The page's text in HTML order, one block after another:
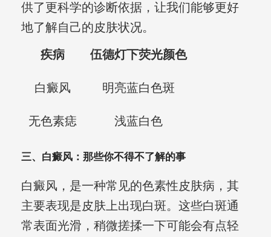
供了更科学的诊断依据，让我们能够更好
地了解自己的皮肤状况。
疾病 伍德灯下荧光颜色
白癜风 明亮蓝白色斑
无色素痣 浅蓝白色
三、白癜风：那些你不得不了解的事
白癜风，是一种常见的色素性皮肤病，其
主要表现是皮肤上出现白斑。这些白斑通
常表面光滑，稍微搓揉一下可能会有点轻